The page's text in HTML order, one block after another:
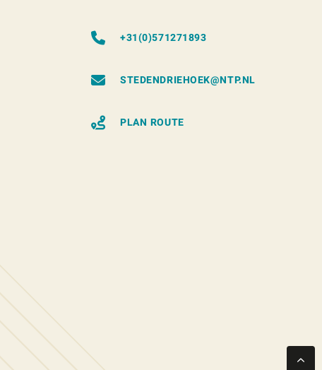
+31(0)571271893
STEDENDRIEHOEK@NTP.NL
PLAN ROUTE